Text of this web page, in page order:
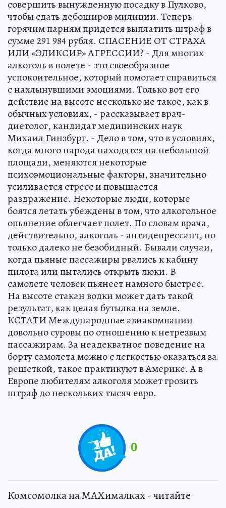
совершить вынужденную посадку в Пулково,
чтобы сдать дебоширов милиции. Теперь
горячим парням придется выплатить штраф в
сумме 291 984 рубля. СПАСЕНИЕ ОТ СТРАХА
ИЛИ «ЭЛИКСИР» АГРЕССИИ? - Для многих
алкоголь в полете - это своеобразное
успокоительное, который помогает справиться
с нахлынувшими эмоциями. Только вот его
действие на высоте несколько не такое, как в
обычных условиях, - рассказывает врач-
диетолог, кандидат медицинских наук
Михаил Гинзбург. - Дело в том, что в условиях,
когда много народа находятся на небольшой
площади, меняются некоторые
психоэмоциональные факторы, значительно
усиливается стресс и повышается
раздражение. Некоторые люди, которые
боятся летать убеждены в том, что алкогольное
опьянение облегчает полет. По словам врача,
действительно, алкоголь - антидепрессант, но
только далеко не безобидный. Бывали случаи,
когда пьяные пассажиры рвались к кабину
пилота или пытались открыть люки. В
самолете человек пьянеет намного быстрее.
На высоте стакан водки может дать такой
результат, как целая бутылка на земле.
КСТАТИ Международные авиакомпании
довольно суровы по отношению к нетрезвым
пассажирам. За неадекватное поведение на
борту самолета можно с легкостью оказаться за
решеткой, такое практикуют в Америке. А в
Европе любителям алкоголя может грозить
штраф до нескольких тысяч евро.
0
Комсомолка на MAXималках - читайте